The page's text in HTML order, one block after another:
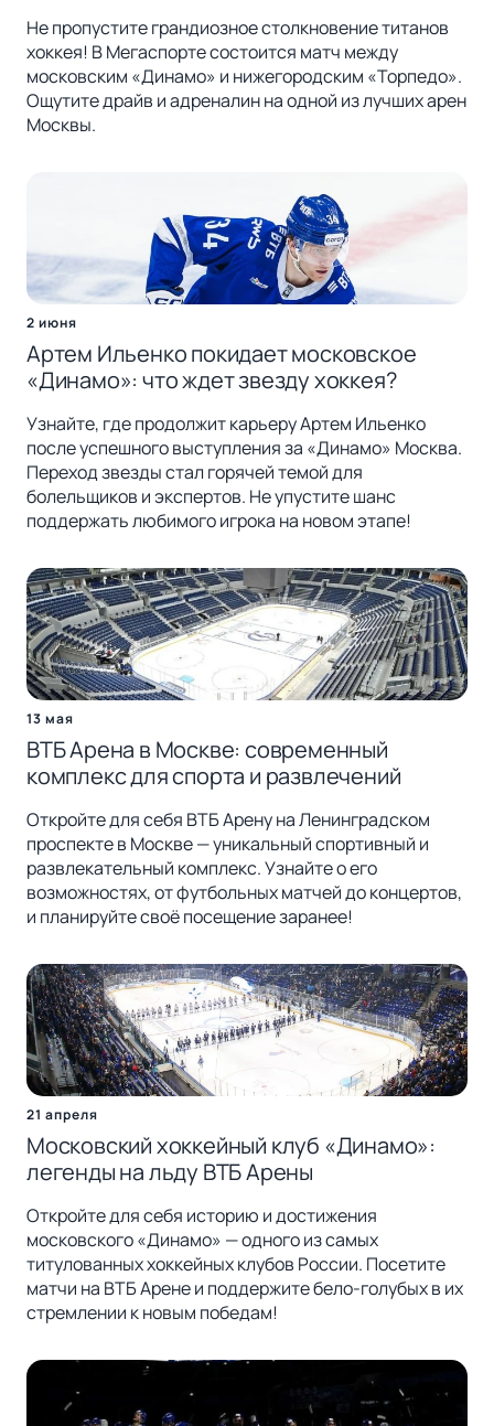
Не пропустите грандиозное столкновение титанов
хоккея! В Мегаспорте состоится матч между
московским «Динамо» и нижегородским «Торпедо».
Ощутите драйв и адреналин на одной из лучших арен
Москвы.
2 июня
Артем Ильенко покидает московское
«Динамо»: что ждет звезду хоккея?
Узнайте, где продолжит карьеру Артем Ильенко
после успешного выступления за «Динамо» Москва.
Переход звезды стал горячей темой для
болельщиков и экспертов. Не упустите шанс
поддержать любимого игрока на новом этапе!
13 мая
ВТБ Арена в Москве: современный
комплекс для спорта и развлечений
Откройте для себя ВТБ Арену на Ленинградском
проспекте в Москве — уникальный спортивный и
развлекательный комплекс. Узнайте о его
возможностях, от футбольных матчей до концертов,
и планируйте своё посещение заранее!
21 апреля
Московский хоккейный клуб «Динамо»:
легенды на льду ВТБ Арены
Откройте для себя историю и достижения
московского «Динамо» — одного из самых
титулованных хоккейных клубов России. Посетите
матчи на ВТБ Арене и поддержите бело-голубых в их
стремлении к новым победам!